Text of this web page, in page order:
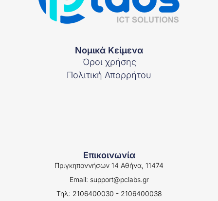
Νομικά Κείμενα
Όροι χρήσης
Πολιτική Απορρήτου
Επικοινωνία
Πριγκηποννήσων 14 Αθήνα, 11474
Email: support@pclabs.gr
Τηλ: 2106400030 - 2106400038